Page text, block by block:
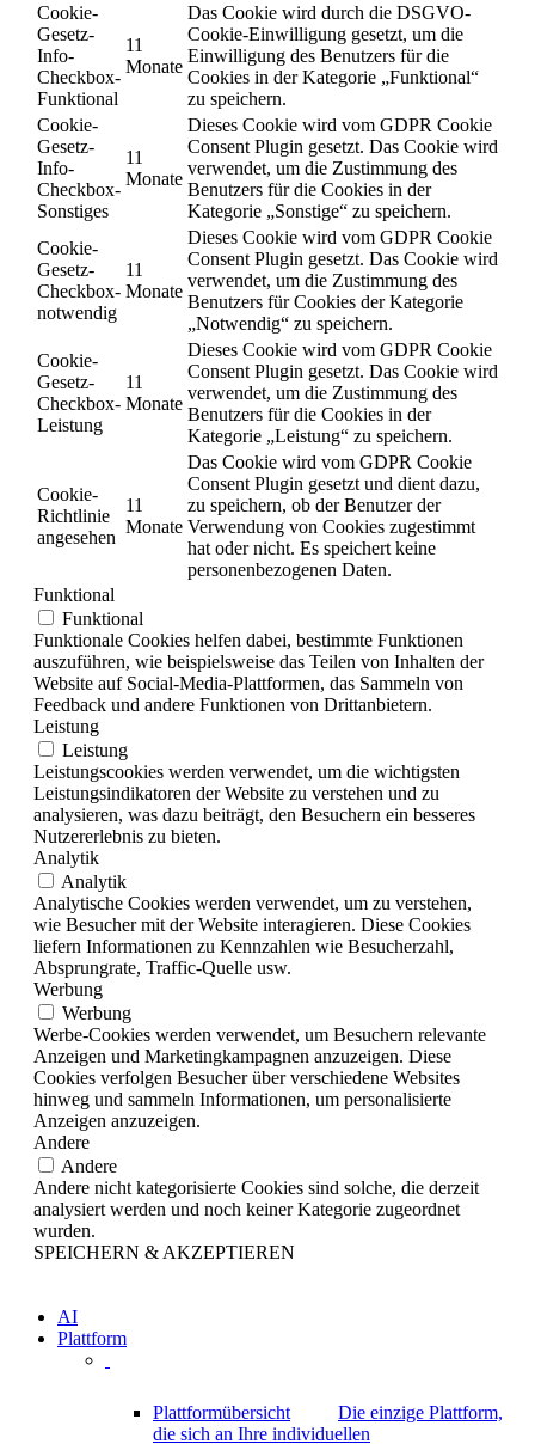
Cookie-
Gesetz-
Info-
Checkbox-
Funktional
11
Monate
Das Cookie wird durch die DSGVO-
Cookie-Einwilligung gesetzt, um die
Einwilligung des Benutzers für die
Cookies in der Kategorie „Funktional“
zu speichern.
Cookie-
Gesetz-
Info-
Checkbox-
Sonstiges
11
Monate
Dieses Cookie wird vom GDPR Cookie
Consent Plugin gesetzt. Das Cookie wird
verwendet, um die Zustimmung des
Benutzers für die Cookies in der
Kategorie „Sonstige“ zu speichern.
Cookie-
Gesetz-
Checkbox-
notwendig
11
Monate
Dieses Cookie wird vom GDPR Cookie
Consent Plugin gesetzt. Das Cookie wird
verwendet, um die Zustimmung des
Benutzers für Cookies der Kategorie
„Notwendig“ zu speichern.
Cookie-
Gesetz-
Checkbox-
Leistung
11
Monate
Dieses Cookie wird vom GDPR Cookie
Consent Plugin gesetzt. Das Cookie wird
verwendet, um die Zustimmung des
Benutzers für die Cookies in der
Kategorie „Leistung“ zu speichern.
Cookie-
Richtlinie
angesehen
11
Monate
Das Cookie wird vom GDPR Cookie
Consent Plugin gesetzt und dient dazu,
zu speichern, ob der Benutzer der
Verwendung von Cookies zugestimmt
hat oder nicht. Es speichert keine
personenbezogenen Daten.
Funktional
Funktional
Funktionale Cookies helfen dabei, bestimmte Funktionen
auszuführen, wie beispielsweise das Teilen von Inhalten der
Website auf Social-Media-Plattformen, das Sammeln von
Feedback und andere Funktionen von Drittanbietern.
Leistung
Leistung
Leistungscookies werden verwendet, um die wichtigsten
Leistungsindikatoren der Website zu verstehen und zu
analysieren, was dazu beiträgt, den Besuchern ein besseres
Nutzererlebnis zu bieten.
Analytik
Analytik
Analytische Cookies werden verwendet, um zu verstehen,
wie Besucher mit der Website interagieren. Diese Cookies
liefern Informationen zu Kennzahlen wie Besucherzahl,
Absprungrate, Traffic-Quelle usw.
Werbung
Werbung
Werbe-Cookies werden verwendet, um Besuchern relevante
Anzeigen und Marketingkampagnen anzuzeigen. Diese
Cookies verfolgen Besucher über verschiedene Websites
hinweg und sammeln Informationen, um personalisierte
Anzeigen anzuzeigen.
Andere
Andere
Andere nicht kategorisierte Cookies sind solche, die derzeit
analysiert werden und noch keiner Kategorie zugeordnet
wurden.
SPEICHERN & AKZEPTIEREN
AI
Plattform
Plattformübersicht
Die einzige Plattform,
die sich an Ihre individuellen